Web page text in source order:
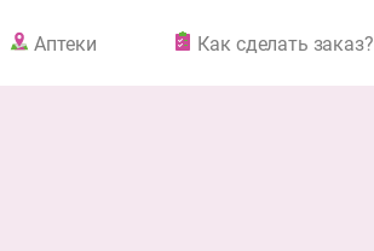
Аптеки Как сделать заказ?